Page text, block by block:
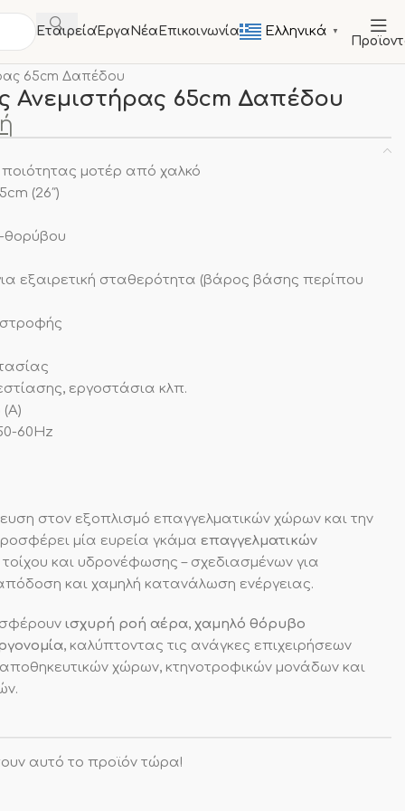
Εταιρεία Έργα Νέα Επικοινωνία Ελληνικά ▼
65cm Δαπέδου
Ανεμιστήρας 65cm Δαπέδου
μοτέρ από χαλκό
(26″)
θορύβου
εξαιρετική σταθερότητα (βάρος βάσης περίπου
εργοστάσια κλπ.
60Hz
στον εξοπλισμό επαγγελματικών χώρων και την
μία ευρεία γκάμα επαγγελματικών
και υδρονέφωσης – σχεδιασμένων για
και χαμηλή κατανάλωση ενέργειας.
ισχυρή ροή αέρα, χαμηλό θόρυβο
, καλύπτοντας τις ανάγκες επιχειρήσεων
χώρων, κτηνοτροφικών μονάδων και
αυτό το προϊόν τώρα!